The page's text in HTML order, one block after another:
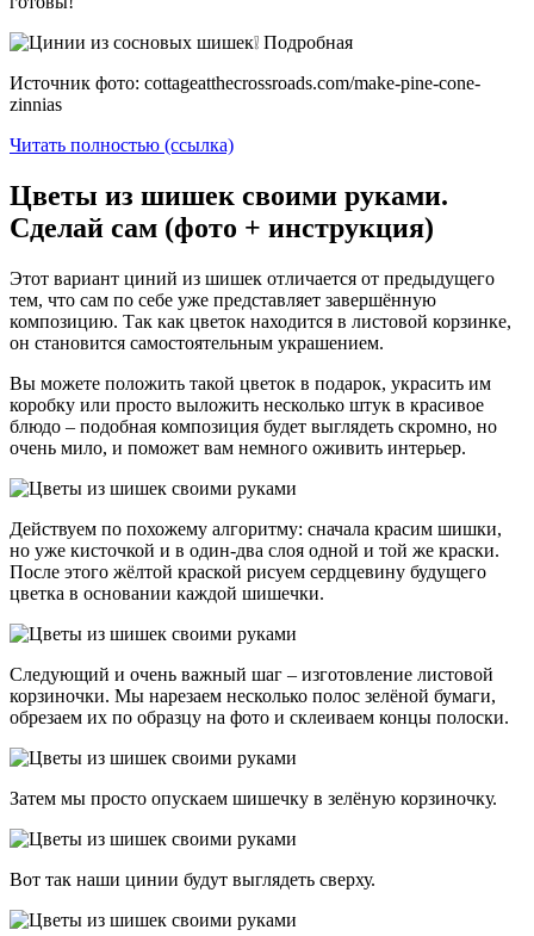
Источник фото: cottageatthecrossroads.com/make-pine-cone-
zinnias
Читать полностью (ссылка)
Цветы из шишек своими руками.
Сделай сам (фото + инструкция)
Этот вариант циний из шишек отличается от предыдущего
тем, что сам по себе уже представляет завершённую
композицию. Так как цветок находится в листовой корзинке,
он становится самостоятельным украшением.
Вы можете положить такой цветок в подарок, украсить им
коробку или просто выложить несколько штук в красивое
блюдо – подобная композиция будет выглядеть скромно, но
очень мило, и поможет вам немного оживить интерьер.
Действуем по похожему алгоритму: сначала красим шишки,
но уже кисточкой и в один-два слоя одной и той же краски.
После этого жёлтой краской рисуем сердцевину будущего
цветка в основании каждой шишечки.
Следующий и очень важный шаг – изготовление листовой
корзиночки. Мы нарезаем несколько полос зелёной бумаги,
обрезаем их по образцу на фото и склеиваем концы полоски.
Затем мы просто опускаем шишечку в зелёную корзиночку.
Вот так наши цинии будут выглядеть сверху.